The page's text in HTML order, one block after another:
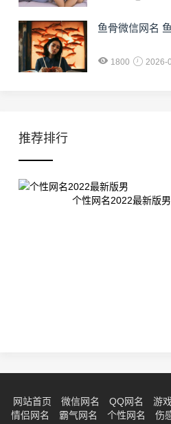
鱼骨微信网名
1800 2026-
推荐排行
个性网名2022最新版男
网站首页 微信网名 QQ网名 游
情侣网名
霸气网名 个性网名 伤